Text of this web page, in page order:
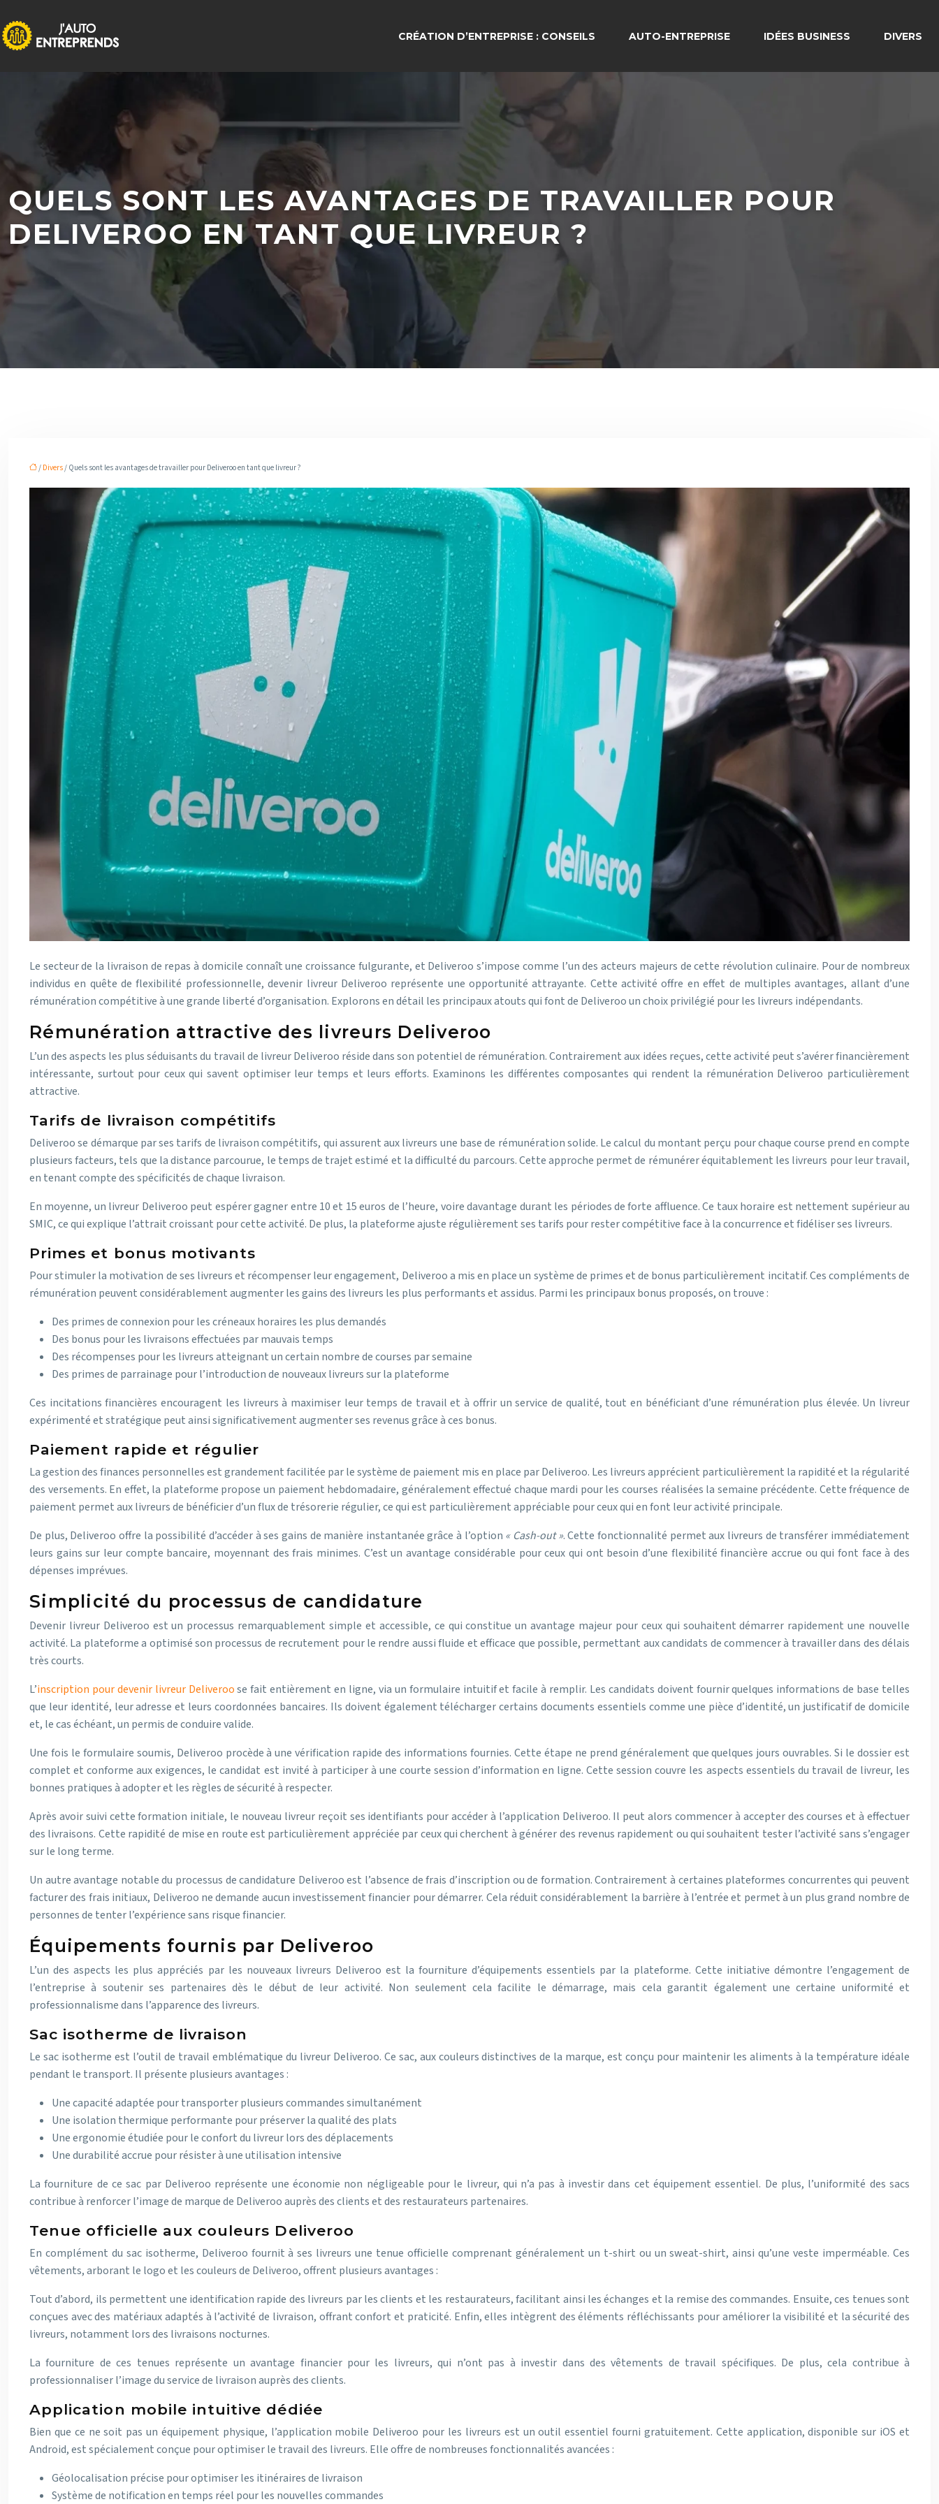
CRÉATION D’ENTREPRISE : CONSEILS AUTO-ENTREPRISE IDÉES BUSINESS DIVERS
QUELS SONT LES AVANTAGES DE TRAVAILLER POUR
DELIVEROO EN TANT QUE LIVREUR ?
/ Divers/ Quels sont les avantages de travailler pour Deliveroo en tant que livreur ?
Le secteur de la livraison de repas à domicile connaît une croissance fulgurante, et Deliveroo s’impose comme l’un des acteurs majeurs de cette révolution culinaire. Pour de nombreux
individus en quête de flexibilité professionnelle, devenir livreur Deliveroo représente une opportunité attrayante. Cette activité offre en effet de multiples avantages, allant d’une
rémunération compétitive à une grande liberté d’organisation. Explorons en détail les principaux atouts qui font de Deliveroo un choix privilégié pour les livreurs indépendants.
Rémunération attractive des livreurs Deliveroo
L’un des aspects les plus séduisants du travail de livreur Deliveroo réside dans son potentiel de rémunération. Contrairement aux idées reçues, cette activité peut s’avérer financièrement
intéressante, surtout pour ceux qui savent optimiser leur temps et leurs efforts. Examinons les différentes composantes qui rendent la rémunération Deliveroo particulièrement
attractive.
Tarifs de livraison compétitifs
Deliveroo se démarque par ses tarifs de livraison compétitifs, qui assurent aux livreurs une base de rémunération solide. Le calcul du montant perçu pour chaque course prend en compte
plusieurs facteurs, tels que la distance parcourue, le temps de trajet estimé et la difficulté du parcours. Cette approche permet de rémunérer équitablement les livreurs pour leur travail,
en tenant compte des spécificités de chaque livraison.
En moyenne, un livreur Deliveroo peut espérer gagner entre 10 et 15 euros de l’heure, voire davantage durant les périodes de forte affluence. Ce taux horaire est nettement supérieur au
SMIC, ce qui explique l’attrait croissant pour cette activité. De plus, la plateforme ajuste régulièrement ses tarifs pour rester compétitive face à la concurrence et fidéliser ses livreurs.
Primes et bonus motivants
Pour stimuler la motivation de ses livreurs et récompenser leur engagement, Deliveroo a mis en place un système de primes et de bonus particulièrement incitatif. Ces compléments de
rémunération peuvent considérablement augmenter les gains des livreurs les plus performants et assidus. Parmi les principaux bonus proposés, on trouve :
Des primes de connexion pour les créneaux horaires les plus demandés
Des bonus pour les livraisons effectuées par mauvais temps
Des récompenses pour les livreurs atteignant un certain nombre de courses par semaine
Des primes de parrainage pour l’introduction de nouveaux livreurs sur la plateforme
Ces incitations financières encouragent les livreurs à maximiser leur temps de travail et à offrir un service de qualité, tout en bénéficiant d’une rémunération plus élevée. Un livreur
expérimenté et stratégique peut ainsi significativement augmenter ses revenus grâce à ces bonus.
Paiement rapide et régulier
La gestion des finances personnelles est grandement facilitée par le système de paiement mis en place par Deliveroo. Les livreurs apprécient particulièrement la rapidité et la régularité
des versements. En effet, la plateforme propose un paiement hebdomadaire, généralement effectué chaque mardi pour les courses réalisées la semaine précédente. Cette fréquence de
paiement permet aux livreurs de bénéficier d’un flux de trésorerie régulier, ce qui est particulièrement appréciable pour ceux qui en font leur activité principale.
De plus, Deliveroo offre la possibilité d’accéder à ses gains de manière instantanée grâce à l’option « Cash-out ». Cette fonctionnalité permet aux livreurs de transférer immédiatement
leurs gains sur leur compte bancaire, moyennant des frais minimes. C’est un avantage considérable pour ceux qui ont besoin d’une flexibilité financière accrue ou qui font face à des
dépenses imprévues.
Simplicité du processus de candidature
Devenir livreur Deliveroo est un processus remarquablement simple et accessible, ce qui constitue un avantage majeur pour ceux qui souhaitent démarrer rapidement une nouvelle
activité. La plateforme a optimisé son processus de recrutement pour le rendre aussi fluide et efficace que possible, permettant aux candidats de commencer à travailler dans des délais
très courts.
L’inscription pour devenir livreur Deliveroose fait entièrement en ligne, via un formulaire intuitif et facile à remplir. Les candidats doivent fournir quelques informations de base telles
que leur identité, leur adresse et leurs coordonnées bancaires. Ils doivent également télécharger certains documents essentiels comme une pièce d’identité, un justificatif de domicile
et, le cas échéant, un permis de conduire valide.
Une fois le formulaire soumis, Deliveroo procède à une vérification rapide des informations fournies. Cette étape ne prend généralement que quelques jours ouvrables. Si le dossier est
complet et conforme aux exigences, le candidat est invité à participer à une courte session d’information en ligne. Cette session couvre les aspects essentiels du travail de livreur, les
bonnes pratiques à adopter et les règles de sécurité à respecter.
Après avoir suivi cette formation initiale, le nouveau livreur reçoit ses identifiants pour accéder à l’application Deliveroo. Il peut alors commencer à accepter des courses et à effectuer
des livraisons. Cette rapidité de mise en route est particulièrement appréciée par ceux qui cherchent à générer des revenus rapidement ou qui souhaitent tester l’activité sans s’engager
sur le long terme.
Un autre avantage notable du processus de candidature Deliveroo est l’absence de frais d’inscription ou de formation. Contrairement à certaines plateformes concurrentes qui peuvent
facturer des frais initiaux, Deliveroo ne demande aucun investissement financier pour démarrer. Cela réduit considérablement la barrière à l’entrée et permet à un plus grand nombre de
personnes de tenter l’expérience sans risque financier.
Équipements fournis par Deliveroo
L’un des aspects les plus appréciés par les nouveaux livreurs Deliveroo est la fourniture d’équipements essentiels par la plateforme. Cette initiative démontre l’engagement de
l’entreprise à soutenir ses partenaires dès le début de leur activité. Non seulement cela facilite le démarrage, mais cela garantit également une certaine uniformité et
professionnalisme dans l’apparence des livreurs.
Sac isotherme de livraison
Le sac isotherme est l’outil de travail emblématique du livreur Deliveroo. Ce sac, aux couleurs distinctives de la marque, est conçu pour maintenir les aliments à la température idéale
pendant le transport. Il présente plusieurs avantages :
Une capacité adaptée pour transporter plusieurs commandes simultanément
Une isolation thermique performante pour préserver la qualité des plats
Une ergonomie étudiée pour le confort du livreur lors des déplacements
Une durabilité accrue pour résister à une utilisation intensive
La fourniture de ce sac par Deliveroo représente une économie non négligeable pour le livreur, qui n’a pas à investir dans cet équipement essentiel. De plus, l’uniformité des sacs
contribue à renforcer l’image de marque de Deliveroo auprès des clients et des restaurateurs partenaires.
Tenue officielle aux couleurs Deliveroo
En complément du sac isotherme, Deliveroo fournit à ses livreurs une tenue officielle comprenant généralement un t-shirt ou un sweat-shirt, ainsi qu’une veste imperméable. Ces
vêtements, arborant le logo et les couleurs de Deliveroo, offrent plusieurs avantages :
Tout d’abord, ils permettent une identification rapide des livreurs par les clients et les restaurateurs, facilitant ainsi les échanges et la remise des commandes. Ensuite, ces tenues sont
conçues avec des matériaux adaptés à l’activité de livraison, offrant confort et praticité. Enfin, elles intègrent des éléments réfléchissants pour améliorer la visibilité et la sécurité des
livreurs, notamment lors des livraisons nocturnes.
La fourniture de ces tenues représente un avantage financier pour les livreurs, qui n’ont pas à investir dans des vêtements de travail spécifiques. De plus, cela contribue à
professionnaliser l’image du service de livraison auprès des clients.
Application mobile intuitive dédiée
Bien que ce ne soit pas un équipement physique, l’application mobile Deliveroo pour les livreurs est un outil essentiel fourni gratuitement. Cette application, disponible sur iOS et
Android, est spécialement conçue pour optimiser le travail des livreurs. Elle offre de nombreuses fonctionnalités avancées :
Géolocalisation précise pour optimiser les itinéraires de livraison
Système de notification en temps réel pour les nouvelles commandes